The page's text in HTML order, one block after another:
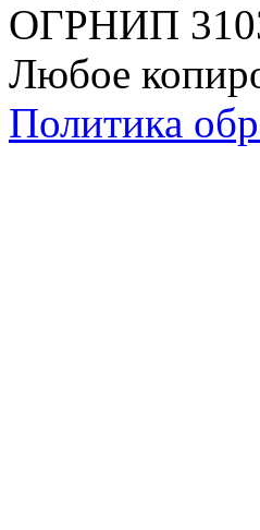
ОГРНИП
Любое
Политика